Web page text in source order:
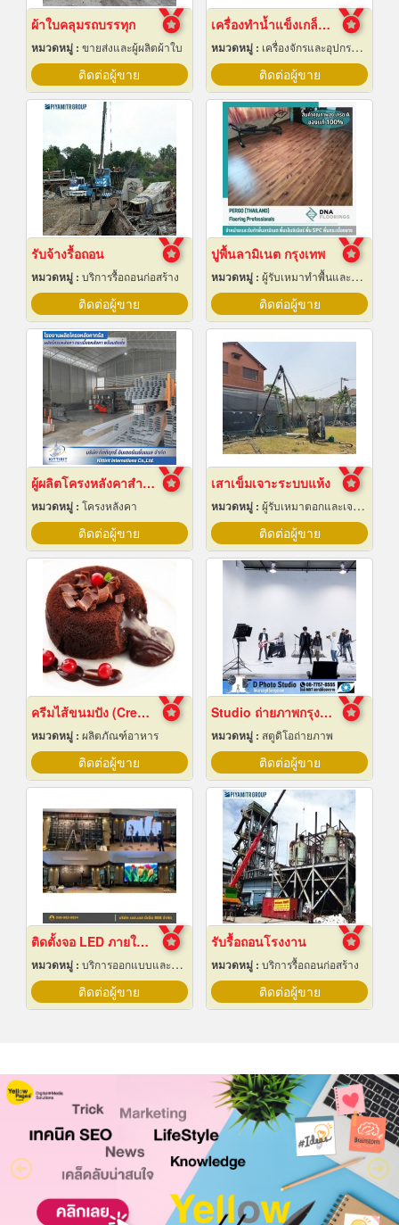
ผ้าใบคลุมรถบรรทุก
หมวดหมู่ : ขายส่งและผู้ผลิตผ้าใบ
ติดต่อผู้ขาย
เครื่องทำน้ำแข็งเกล็ด เชียงใหม่
หมวดหมู่ : เครื่องจักรและอุปกรณ์ผลิตน้ำแข็ง
ติดต่อผู้ขาย
รับจ้างรื้อถอน
หมวดหมู่ : บริการรื้อถอนก่อสร้าง
ติดต่อผู้ขาย
ปูพื้นลามิเนต กรุงเทพ
หมวดหมู่ : ผู้รับเหมาทำพื้นและทางเดิน
ติดต่อผู้ขาย
ผู้ผลิตโครงหลังคาสำเร็จรูป
หมวดหมู่ : โครงหลังคา
ติดต่อผู้ขาย
เสาเข็มเจาะระบบแห้ง
หมวดหมู่ : ผู้รับเหมาตอกและเจาะเสาเข็ม
ติดต่อผู้ขาย
ครีมไส้ขนมปัง (Cream fillings for bread)
หมวดหมู่ : ผลิตภัณฑ์อาหาร
ติดต่อผู้ขาย
Studio ถ่ายภาพกรุงเทพ
หมวดหมู่ : สตูดิโอถ่ายภาพ
ติดต่อผู้ขาย
ติดตั้งจอ LED ภายในห้องจัดเลี้ยงโรงแรม
หมวดหมู่ : บริการออกแบบและจัดทำป้ายโฆษณา 24 ชม.
ติดต่อผู้ขาย
รับรื้อถอนโรงงาน
หมวดหมู่ : บริการรื้อถอนก่อสร้าง
ติดต่อผู้ขาย